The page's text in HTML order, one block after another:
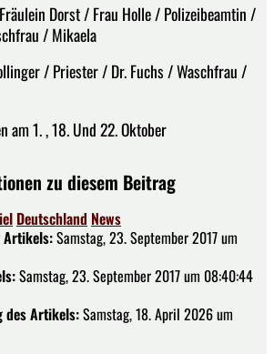
Dorst / Frau Holle / Polizeibeamtin /
/ Mikaela
/ Priester / Dr. Fuchs / Waschfrau /
am 1. , 18. Und 22. Oktober
zu diesem Beitrag
Deutschland News
Artikels:Samstag, 23. September 2017 um
Samstag, 23. September 2017 um 08:40:44
des Artikels:Samstag, 18. April 2026 um